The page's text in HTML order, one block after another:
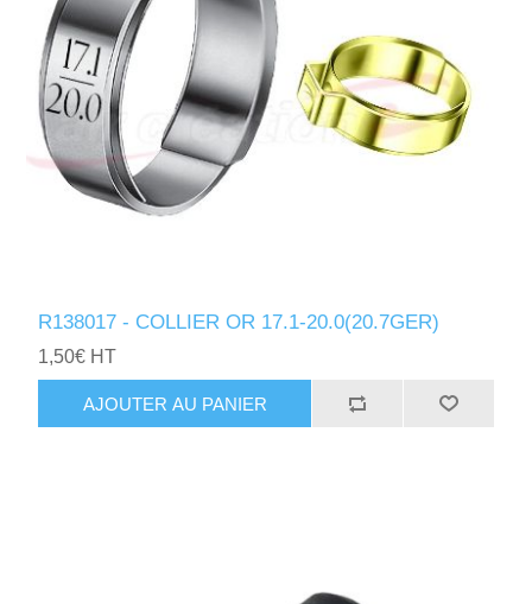
R138017 - COLLIER OR 17.1-20.0(20.7GER)
1,50€ HT
AJOUTER AU PANIER